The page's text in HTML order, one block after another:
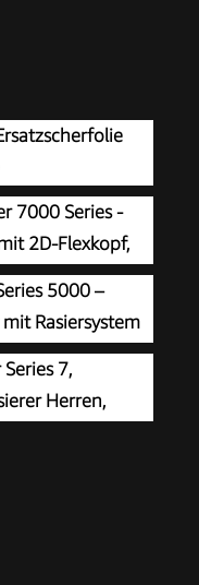
7000 Series -
2D-Flexkopf,
Trim & Shave,
Modell
5000 –
Rasiersystem
zur Nutzung
100 Min.
7,
Herren,